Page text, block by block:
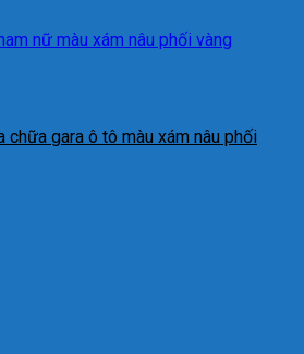
chữa gara ô tô màu xám nâu phối